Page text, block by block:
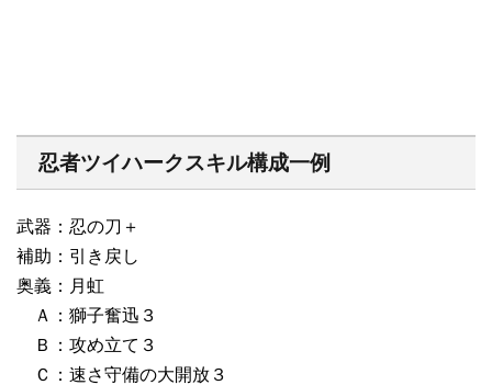
忍者ツイハークスキル構成一例
武器：忍の刀＋
補助：引き戻し
奥義：月虹
Ａ：獅子奮迅３
Ｂ：攻め立て３
Ｃ：速さ守備の大開放３